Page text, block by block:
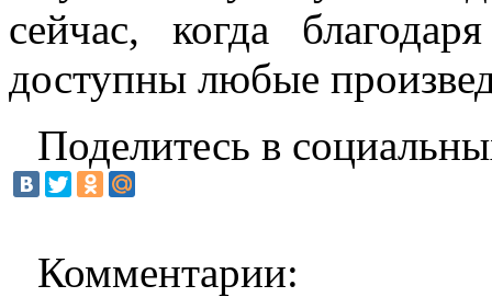
сейчас, когда
доступны любые
Поделитесь в
Комментарии: